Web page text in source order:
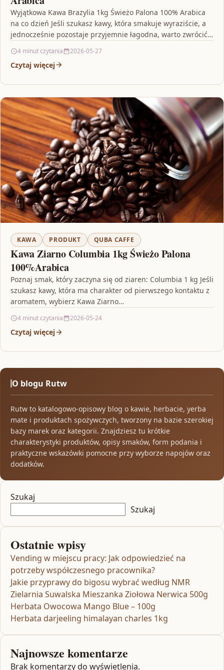
Wyjątkowa Kawa Brazylia 1kg Świeżo Palona 100% Arabica
na co dzień Jeśli szukasz kawy, która smakuje wyraziście, a
jednocześnie pozostaje przyjemnie łagodna, warto zwrócić…
4 minut czytania 2026-05-27
Czytaj więcej
KAWA PRODUKT QUBA CAFFE
Kawa Ziarno Columbia 1kg Świeżo Palona
100%Arabica
Poznaj smak, który zaczyna się od ziaren: Columbia 1 kg Jeśli
szukasz kawy, która ma charakter od pierwszego kontaktu z
aromatem, wybierz Kawa Ziarno…
4 minut czytania 2026-05-24
Czytaj więcej
O blogu Rutw
Rutw to katalogowo-opisowy blog o kawie, herbacie, yerba
mate i produktach spożywczych, tworzony na bazie szerokiej
bazy marek oraz kategorii. Znajdziesz tu krótkie
charakterystyki produktów, opisy smaków, form podania i
praktyczne wskazówki pomocne przy wyborze napojów oraz
dodatków.
Szukaj
Szukaj
Ostatnie wpisy
Vending w miejscu pracy: Jak odpowiedzieć na
potrzeby współczesnego pracownika?
Jakie przyprawy do bigosu wybrać według NMR
Zielarnia Suwalska Mieszanka Ziołowa Nerwica 500g
Herbata Owocowa Mango Blue – 100g
Herbata darjeeling himalayan charles 1kg
Najnowsze komentarze
Brak komentarzy do wyświetlenia.